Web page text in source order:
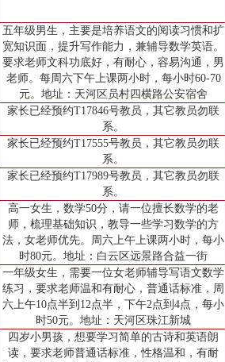
五年级男生，主要是培养语文的阅读习惯和扩
宽知识面，提升写作能力，兼辅导数学英语。
要求老师文科功底好，有耐心，容易沟通，男
老师。每周六下午上课两小时，每小时60-70
元。地址：天河区员村四横路公安宿舍
家长已经预约T17846号教员，其它教员勿联
系。
家长已经预约T17555号教员，其它教员勿联
系。
家长已经预约T17989号教员，其它教员勿联
系。
高一女生，数学50分，请一位擅长数学的老
师，梳理基础知识，教导一些学习数学的方
法，女老师优先。周六上午上课两小时，每小
时80元。地址：白云区远景路合益一街
一年级女生，需要一位女老师辅导写语文数学
练习，要求老师温和有耐心，普通话标准，周
六上午10点半到12点半，下午2点到4点，每小
时50元。地址：天河区珠江新城
四岁小男孩，想要学习简单的古诗和英语朗
读，要求老师普通话标准，性格温和，有耐